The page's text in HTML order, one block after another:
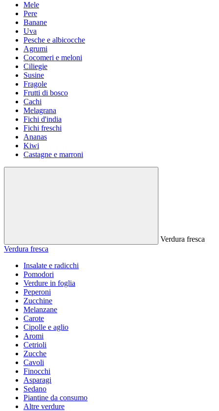
Mele
Pere
Banane
Uva
Pesche e albicocche
Agrumi
Cocomeri e meloni
Ciliegie
Susine
Fragole
Frutti di bosco
Cachi
Melagrana
Fichi d'india
Fichi freschi
Ananas
Kiwi
Castagne e marroni
Verdura fresca
Verdura fresca
Insalate e radicchi
Pomodori
Verdure in foglia
Peperoni
Zucchine
Melanzane
Carote
Cipolle e aglio
Aromi
Cetrioli
Zucche
Cavoli
Finocchi
Asparagi
Sedano
Piantine da consumo
Altre verdure